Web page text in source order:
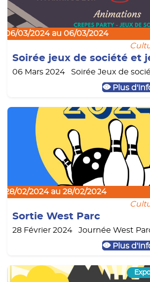
06/03/2024 au 06/03/2024
Soirée jeux de société et
06 Mars 2024 Soirée Jeux de
Plus
28/02/2024 au 28/02/2024
Sortie West Parc
28 Février 2024 Journée West
Plus